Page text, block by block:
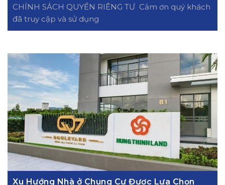
CHÍNH SÁCH QUYỀN RIÊNG TƯ Cảm ơn quý khách
đã truy cập và sử dụng
Xu Hướng Nhà ở Chung Cư Được Lựa Chọn